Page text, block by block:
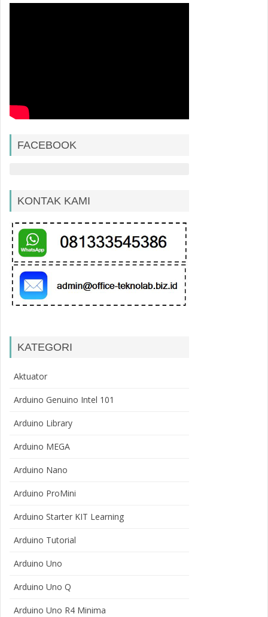
FACEBOOK
KONTAK KAMI
KATEGORI
Aktuator
Arduino Genuino Intel 101
Arduino Library
Arduino MEGA
Arduino Nano
Arduino ProMini
Arduino Starter KIT Learning
Arduino Tutorial
Arduino Uno
Arduino Uno Q
Arduino Uno R4 Minima